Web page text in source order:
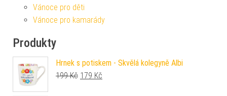
Vánoce pro děti
Vánoce pro kamarády
Produkty
Hrnek s potiskem - Skvělá kolegyně Albi
199Kč Původní cena byla: 199 Kč.
179 Kč